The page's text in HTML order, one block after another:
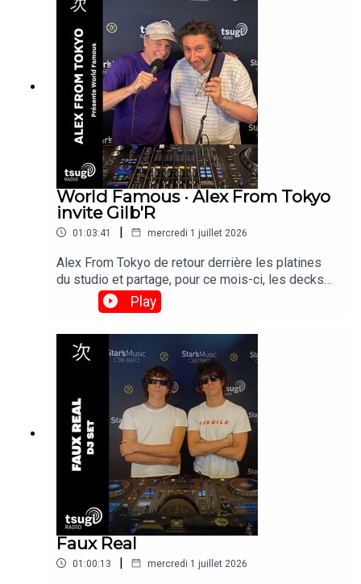
World Famous · Alex From Tokyo
invite Gilb'R
01:03:41 | mercredi 1 juillet 2026
Alex From Tokyo de retour derrière les platines
du studio et partage, pour ce mois-ci, les decks
avec Gilb'r, DJ et fondateur du label Versatile.
Play
Faux Real
01:00:13 | mercredi 1 juillet 2026